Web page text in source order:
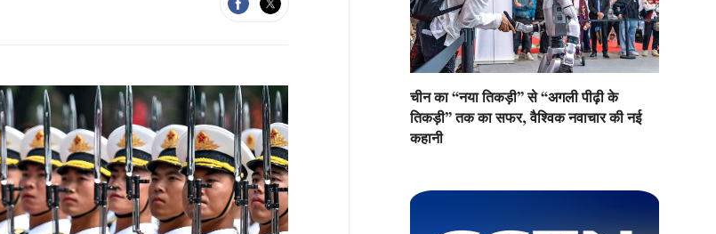
चीन का “नया तिकड़ी” से “अगली पीढ़ी के
तिकड़ी” तक का सफर, वैश्विक नवाचार की नई
कहानी